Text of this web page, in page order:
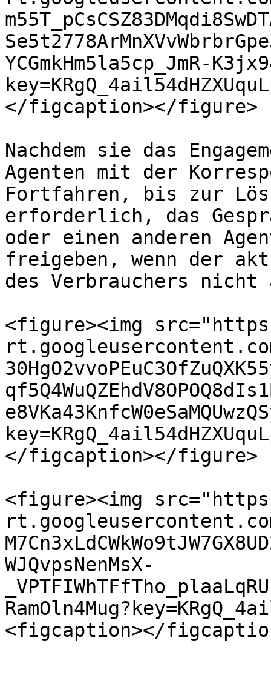
YCGmkHm5la5cp_JmR-
</figcaption></figure>
Nachdem sie das
Agenten mit der
Fortfahren, bis zur
erforderlich, das
oder einen anderen
freigeben, wenn der
des Verbrauchers nicht
<figure><img
</figcaption></figure>
<figure><img
WJQvpsNenMsX-
<figcaption></